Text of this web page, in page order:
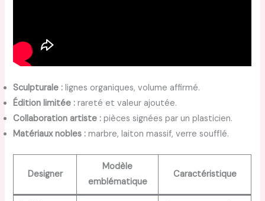
Sculpturale : lignes organiques, volume affirmé.
Édition limitée : rareté et valeur ajoutée.
Collaboration artiste : pièces signées par un plasticien.
Matériaux nobles : marbre, laiton massif, verre soufflé.
Designer
Modèle
emblématique
Caractéristique